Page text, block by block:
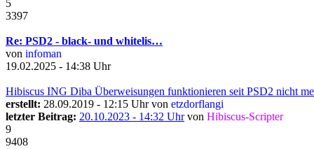
5
3397
Re: PSD2 - black- und whitelis…
von infoman
19.02.2025 - 14:38 Uhr
Hibiscus ING Diba Überweisungen funktionieren seit PSD2 nicht
erstellt: 28.09.2019 - 12:15 Uhr von etzdorflangi
letzter Beitrag: 20.10.2023 - 14:32 Uhrvon Hibiscus-Scripter
9
9408